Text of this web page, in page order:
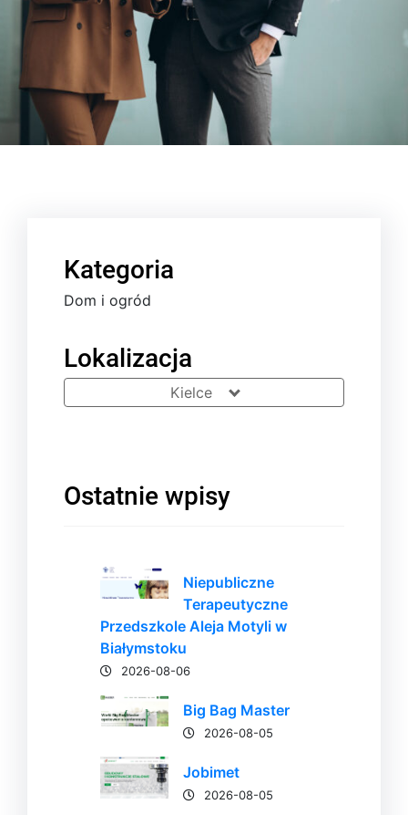
Kategoria
Dom i ogród
Lokalizacja
Kielce
Ostatnie wpisy
Niepubliczne
Terapeutyczne
Przedszkole Aleja Motyli w
Białymstoku
2026-08-06
Big Bag Master
2026-08-05
Jobimet
2026-08-05